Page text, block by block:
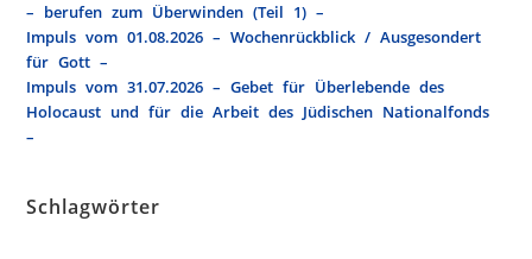
– berufen zum Überwinden (Teil 1) –
Impuls vom 01.08.2026 – Wochenrückblick / Ausgesondert
für Gott –
Impuls vom 31.07.2026 – Gebet für Überlebende des
Holocaust und für die Arbeit des Jüdischen Nationalfonds
–
Schlagwörter